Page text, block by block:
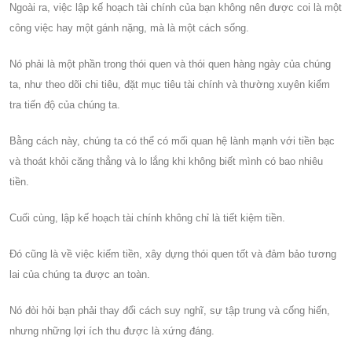
Ngoài ra, việc lập kế hoạch tài chính của bạn không nên được coi là một
công việc hay một gánh nặng, mà là một cách sống.
Nó phải là một phần trong thói quen và thói quen hàng ngày của chúng
ta, như theo dõi chi tiêu, đặt mục tiêu tài chính và thường xuyên kiểm
tra tiến độ của chúng ta.
Bằng cách này, chúng ta có thể có mối quan hệ lành mạnh với tiền bạc
và thoát khỏi căng thẳng và lo lắng khi không biết mình có bao nhiêu
tiền.
Cuối cùng, lập kế hoạch tài chính không chỉ là tiết kiệm tiền.
Đó cũng là về việc kiếm tiền, xây dựng thói quen tốt và đảm bảo tương
lai của chúng ta được an toàn.
Nó đòi hỏi bạn phải thay đổi cách suy nghĩ, sự tập trung và cống hiến,
nhưng những lợi ích thu được là xứng đáng.